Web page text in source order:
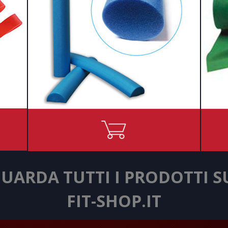
TUTTI I PRODOTTI
FIT-SHOP.IT